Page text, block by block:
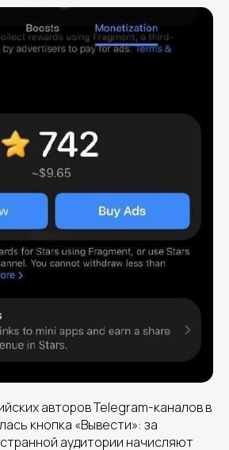
авторов Telegram-каналов в
кнопка «Вывести»: за
аудитории начисляют